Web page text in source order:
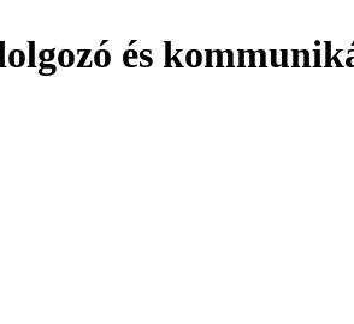
és